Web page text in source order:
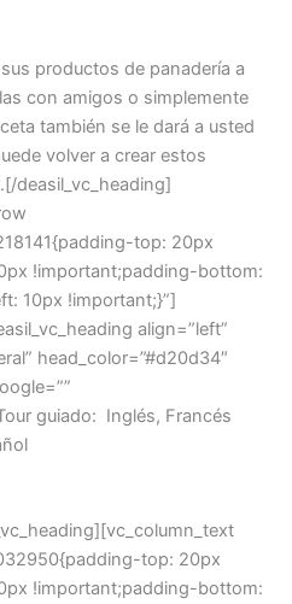
productos de panadería a
con amigos o simplemente
también se le dará a usted
volver a crear estos
deasil_vc_heading]
top: 20px
!important;padding-bottom:
10px !important;}”]
align=”left”
head_color=”#d20d34″
guiado: Inglés, Francés
top: 20px
!important;padding-bottom: